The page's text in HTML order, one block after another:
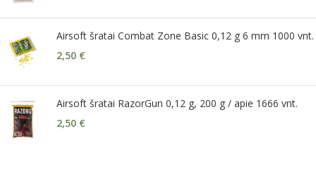
Airsoft šratai Combat Zone Basic 0,12 g 6 mm 1000 vnt.
2,50 €
Airsoft šratai RazorGun 0,12 g, 200 g / apie 1666 vnt.
2,50 €